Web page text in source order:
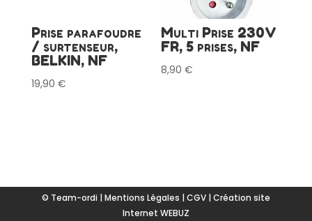
Prise parafoudre
/ surtenseur,
BELKIN, NF
19,90 €
Multi Prise 230V
FR, 5 prises, NF
8,90€
© Team-ordi | Mentions Légales | CGV| Création site
Internet WEBUZ